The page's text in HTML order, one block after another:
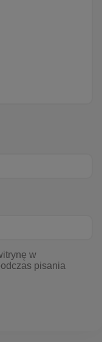
w
pisania